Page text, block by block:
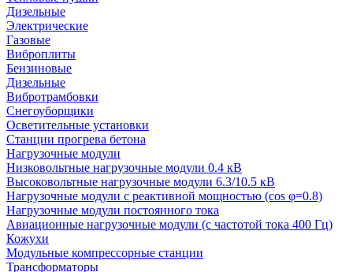
Дизельные
Электрические
Газовые
Виброплиты
Бензиновые
Дизельные
Вибротрамбовки
Снегоуборщики
Осветительные установки
Станции прогрева бетона
Нагрузочные модули
Низковольтные нагрузочные модули 0.4 кВ
Высоковольтные нагрузочные модули 6.3/10.5 кВ
Нагрузочные модули с реактивной мощностью (cos φ=0.8)
Нагрузочные модули постоянного тока
Авиационные нагрузочные модули (с частотой тока 400 Гц)
Кожухи
Модульные компрессорные станции
Трансформаторы